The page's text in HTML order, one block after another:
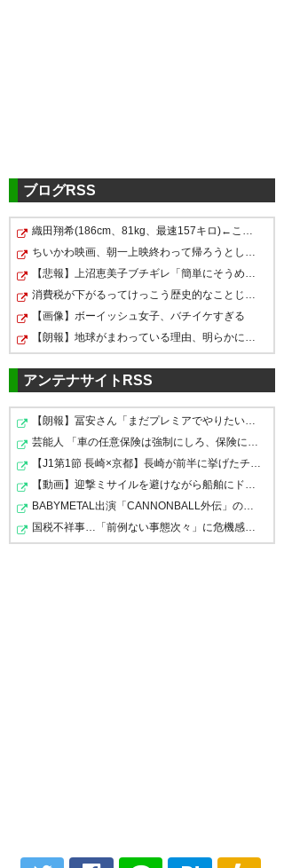
(shimachan888)2017, 2月 5
ガンバのFW補強ってドウグラス
なのかよｗｗｗ
— たかな たこやき
(taka_takoyaki)2017, 2月 5
もし来たらアデ、ファビオ、ド
ウグラスの外人3人は半端ないな
— 大森正義
(gambaomori1203)2017, 2月
ブログRSS
【画像】ボーイッシュ女子、バチイケすぎる
アンテナサイトRSS